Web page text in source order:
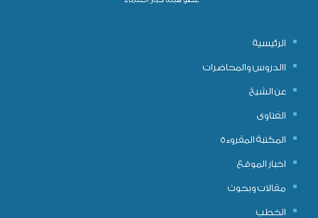
الرئيسية
االدروس والمحاضرات
عن الشيخ
الفتاوى
المكتبة المقروءة
اخبار الموقع
مقالات وبحوث
الخطب